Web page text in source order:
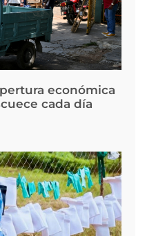
económica
cada día